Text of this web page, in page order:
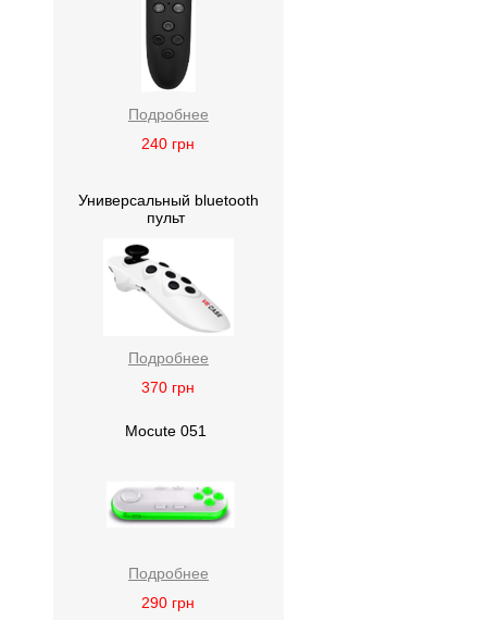
Подробнее
240 грн
Универсальный bluetooth
пульт
Подробнее
370 грн
Mocute 051
Подробнее
290 грн